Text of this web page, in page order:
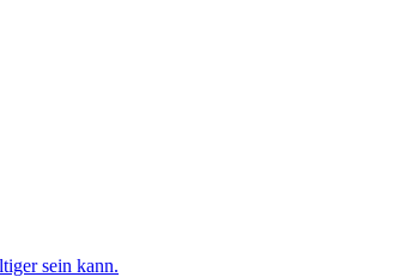
sein kann.